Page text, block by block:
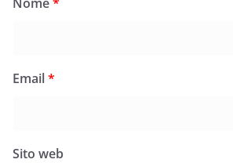
Email*
Sito web